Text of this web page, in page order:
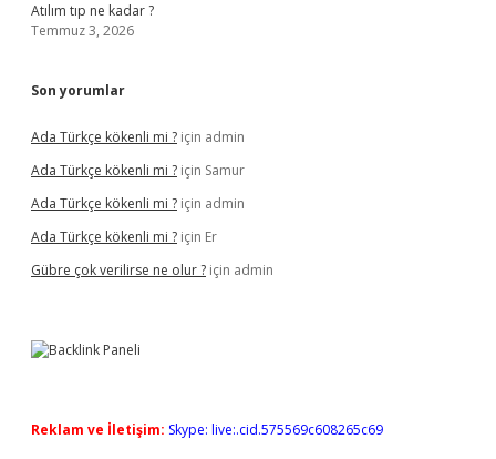
Atılım tıp ne kadar ?
Temmuz 3, 2026
Son yorumlar
Ada Türkçe kökenli mi ? için admin
Ada Türkçe kökenli mi ? için Samur
Ada Türkçe kökenli mi ? için admin
Ada Türkçe kökenli mi ? için Er
Gübre çok verilirse ne olur ? için admin
Reklam ve İletişim: Skype: live:.cid.575569c608265c69